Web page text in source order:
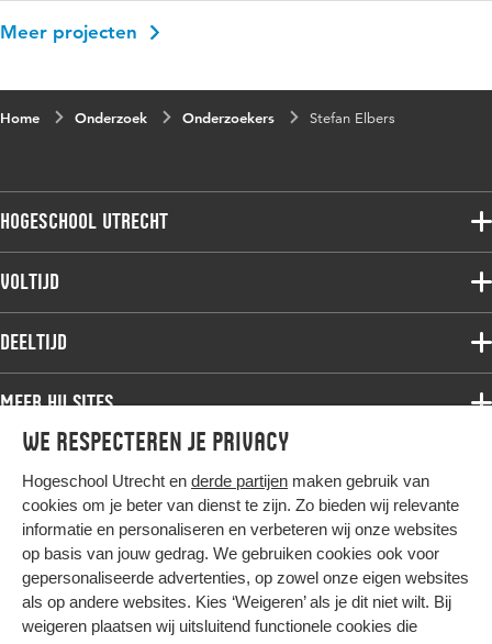
We respecteren je privacy
Hogeschool Utrecht en derde partijen maken gebruik van
cookies om je beter van dienst te zijn. Zo bieden wij relevante
informatie en personaliseren en verbeteren wij onze websites
op basis van jouw gedrag. We gebruiken cookies ook voor
gepersonaliseerde advertenties, op zowel onze eigen websites
als op andere websites. Kies ‘Weigeren’ als je dit niet wilt. Bij
weigeren plaatsen wij uitsluitend functionele cookies die
Meer projecten
Home Onderzoek Onderzoekers Stefan Elbers
Hogeschool Utrecht
Voltijdopleidingen
Onderzoek
Werken bij de HU
Contact
Voltijd
Associate degree
Master
Studiekeuze voltijd
Deeltijd
Associate degree
Bachelor
Master
Post-master
Studiekeuze deeltijd
Meer HU sites
HU International
HU Bibliotheek
HU Ontwikkelt
Duurzame HU
Intranet
Trajectum
Hier komt alles samen
Colofon